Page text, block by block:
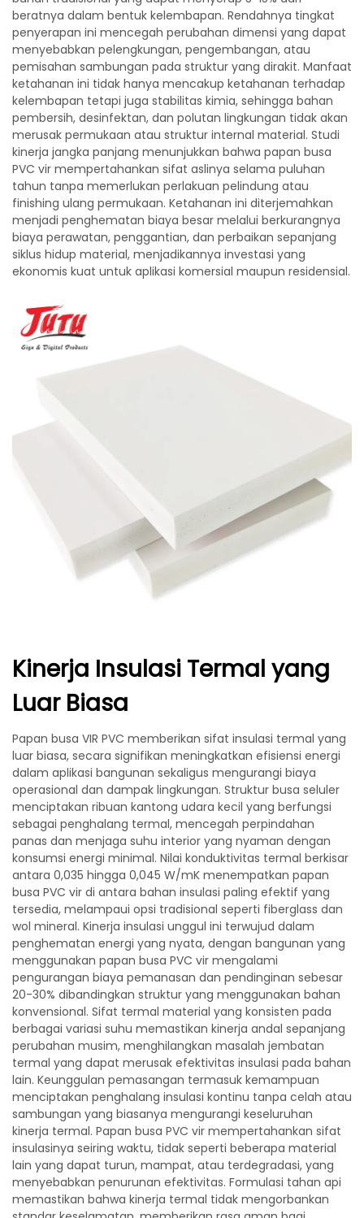
beratnya dalam bentuk kelembapan. Rendahnya tingkat
penyerapan ini mencegah perubahan dimensi yang dapat
menyebabkan pelengkungan, pengembangan, atau
pemisahan sambungan pada struktur yang dirakit. Manfaat
ketahanan ini tidak hanya mencakup ketahanan terhadap
kelembapan tetapi juga stabilitas kimia, sehingga bahan
pembersih, desinfektan, dan polutan lingkungan tidak akan
merusak permukaan atau struktur internal material. Studi
kinerja jangka panjang menunjukkan bahwa papan busa
PVC vir mempertahankan sifat aslinya selama puluhan
tahun tanpa memerlukan perlakuan pelindung atau
finishing ulang permukaan. Ketahanan ini diterjemahkan
menjadi penghematan biaya besar melalui berkurangnya
biaya perawatan, penggantian, dan perbaikan sepanjang
siklus hidup material, menjadikannya investasi yang
ekonomis kuat untuk aplikasi komersial maupun residensial.
Kinerja Insulasi Termal yang
Luar Biasa
Papan busa VIR PVC memberikan sifat insulasi termal yang
luar biasa, secara signifikan meningkatkan efisiensi energi
dalam aplikasi bangunan sekaligus mengurangi biaya
operasional dan dampak lingkungan. Struktur busa seluler
menciptakan ribuan kantong udara kecil yang berfungsi
sebagai penghalang termal, mencegah perpindahan
panas dan menjaga suhu interior yang nyaman dengan
konsumsi energi minimal. Nilai konduktivitas termal berkisar
antara 0,035 hingga 0,045 W/mK menempatkan papan
busa PVC vir di antara bahan insulasi paling efektif yang
tersedia, melampaui opsi tradisional seperti fiberglass dan
wol mineral. Kinerja insulasi unggul ini terwujud dalam
penghematan energi yang nyata, dengan bangunan yang
menggunakan papan busa PVC vir mengalami
pengurangan biaya pemanasan dan pendinginan sebesar
20-30% dibandingkan struktur yang menggunakan bahan
konvensional. Sifat termal material yang konsisten pada
berbagai variasi suhu memastikan kinerja andal sepanjang
perubahan musim, menghilangkan masalah jembatan
termal yang dapat merusak efektivitas insulasi pada bahan
lain. Keunggulan pemasangan termasuk kemampuan
menciptakan penghalang insulasi kontinu tanpa celah atau
sambungan yang biasanya mengurangi keseluruhan
kinerja termal. Papan busa PVC vir mempertahankan sifat
insulasinya seiring waktu, tidak seperti beberapa material
lain yang dapat turun, mampat, atau terdegradasi, yang
menyebabkan penurunan efektivitas. Formulasi tahan api
memastikan bahwa kinerja termal tidak mengorbankan